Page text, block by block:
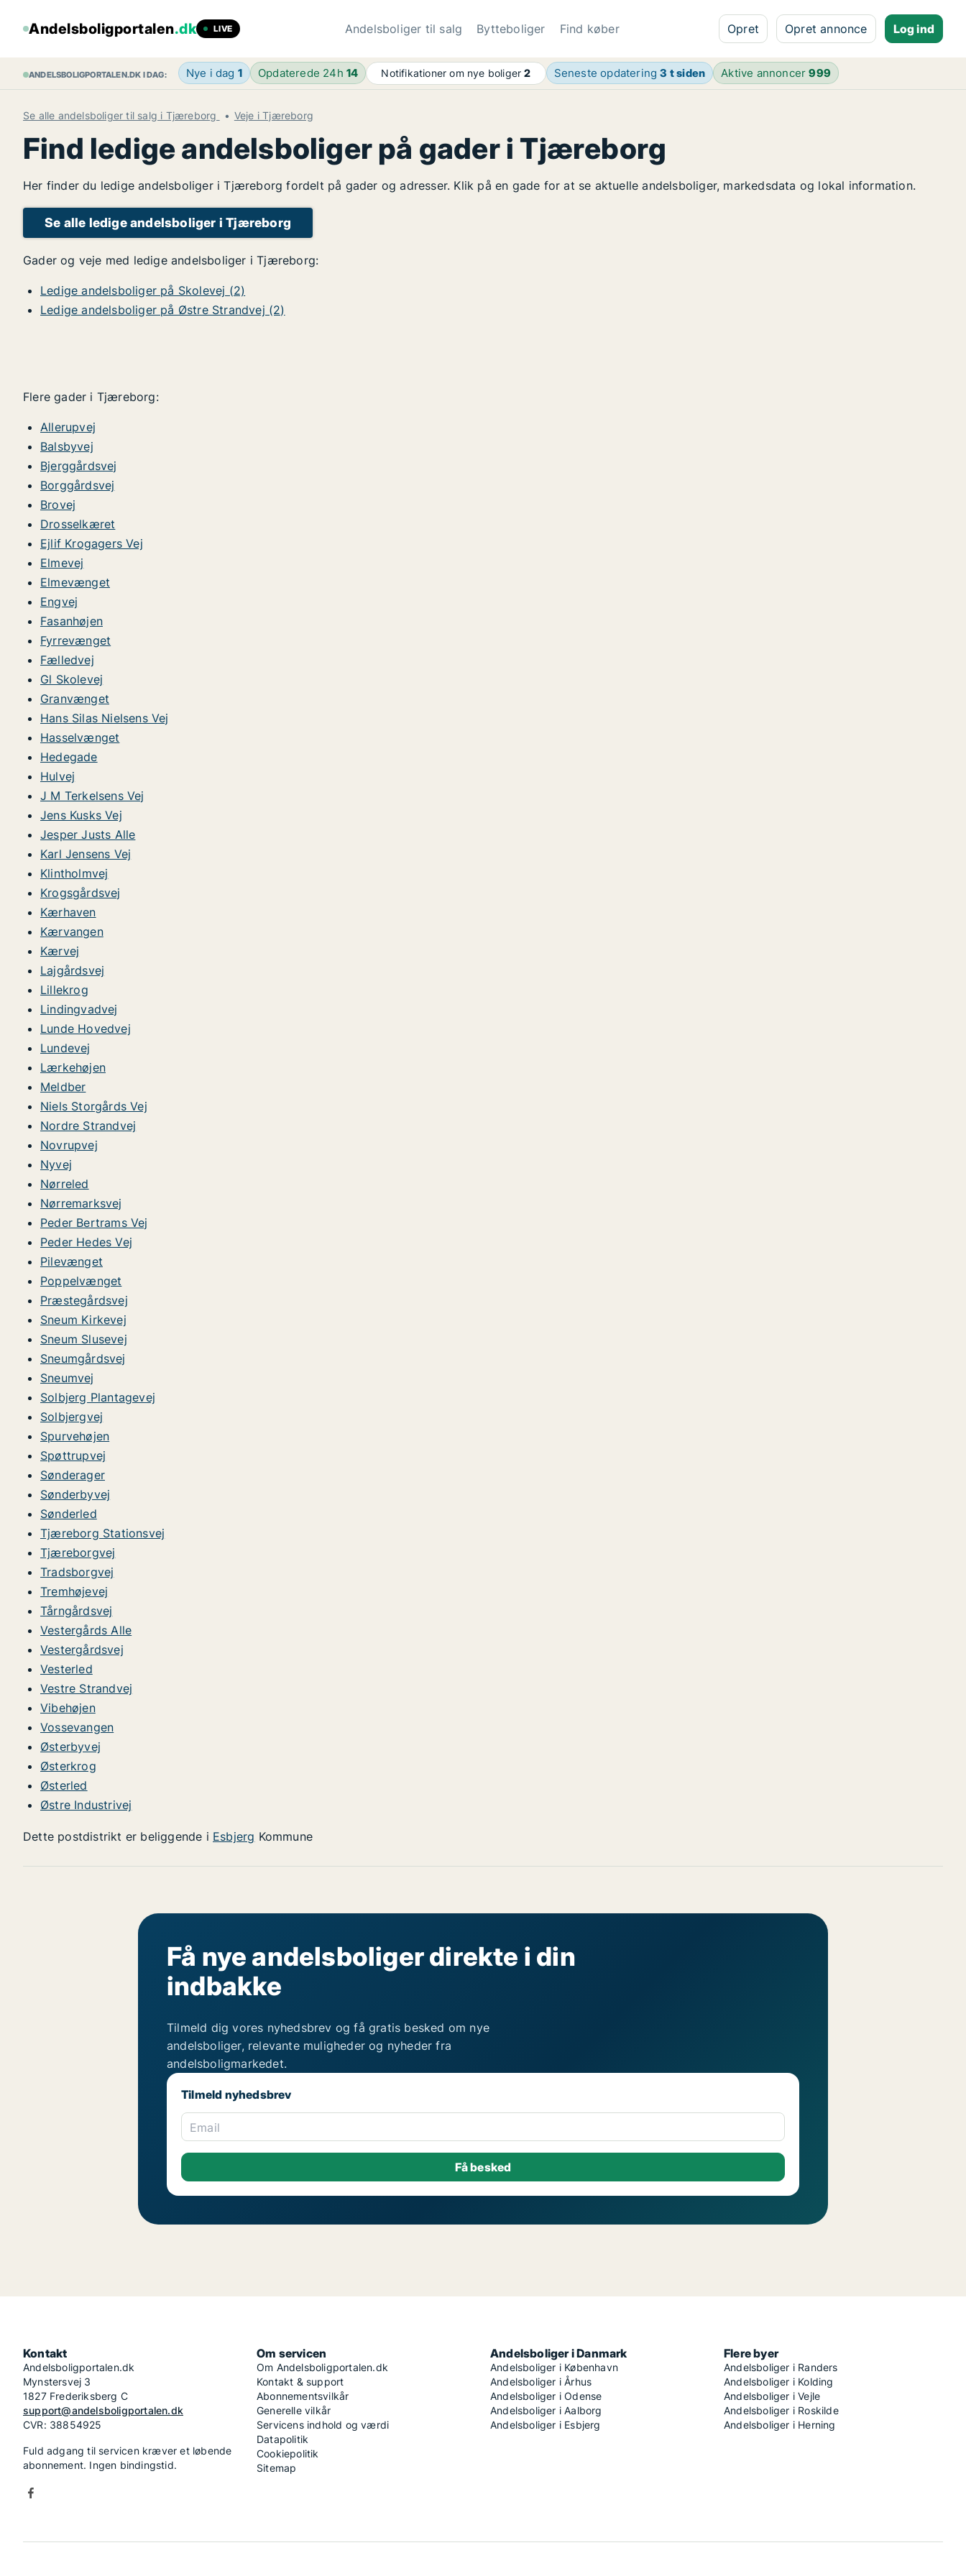
Andelsboligportalen.dk LIVE Andelsboliger til salg Bytteboliger Find køber Opret Opret annonce Log ind
ANDELSBOLIGPORTALEN.DK I DAG: Nye i dag 1 Opdaterede 24h14 Notifikationer om nye boliger2 Seneste opdatering3 t siden Aktive annoncer999
Se alle andelsboliger til salg i Tjæreborg Veje i Tjæreborg
Find ledige andelsboliger på gader i Tjæreborg
Her finder du ledige andelsboliger i Tjæreborg fordelt på gader og adresser. Klik på en gade for at se aktuelle andelsboliger, markedsdata og lokal information.
Se alle ledige andelsboliger i Tjæreborg
Gader og veje med ledige andelsboliger i Tjæreborg:
Ledige andelsboliger på Skolevej (2)
Ledige andelsboliger på Østre Strandvej (2)
Flere gader i Tjæreborg:
Allerupvej
Balsbyvej
Bjerggårdsvej
Borggårdsvej
Brovej
Drosselkæret
Ejlif Krogagers Vej
Elmevej
Elmevænget
Engvej
Fasanhøjen
Fyrrevænget
Fælledvej
Gl Skolevej
Granvænget
Hans Silas Nielsens Vej
Hasselvænget
Hedegade
Hulvej
J M Terkelsens Vej
Jens Kusks Vej
Jesper Justs Alle
Karl Jensens Vej
Klintholmvej
Krogsgårdsvej
Kærhaven
Kærvangen
Kærvej
Lajgårdsvej
Lillekrog
Lindingvadvej
Lunde Hovedvej
Lundevej
Lærkehøjen
Meldber
Niels Storgårds Vej
Nordre Strandvej
Novrupvej
Nyvej
Nørreled
Nørremarksvej
Peder Bertrams Vej
Peder Hedes Vej
Pilevænget
Poppelvænget
Præstegårdsvej
Sneum Kirkevej
Sneum Slusevej
Sneumgårdsvej
Sneumvej
Solbjerg Plantagevej
Solbjergvej
Spurvehøjen
Spøttrupvej
Sønderager
Sønderbyvej
Sønderled
Tjæreborg Stationsvej
Tjæreborgvej
Tradsborgvej
Tremhøjevej
Tårngårdsvej
Vestergårds Alle
Vestergårdsvej
Vesterled
Vestre Strandvej
Vibehøjen
Vossevangen
Østerbyvej
Østerkrog
Østerled
Østre Industrivej
Dette postdistrikt er beliggende i Esbjerg Kommune
Få nye andelsboliger direkte i din
indbakke
Tilmeld dig vores nyhedsbrev og få gratis besked om nye
andelsboliger, relevante muligheder og nyheder fra
andelsboligmarkedet.
Tilmeld nyhedsbrev
Email
Kontakt
Andelsboligportalen.dk
Mynstersvej 3
1827 Frederiksberg C
support@andelsboligportalen.dk
CVR: 38854925
Fuld adgang til servicen kræver et løbende
abonnement. Ingen bindingstid.
Om servicen
Om Andelsboligportalen.dk
Kontakt & support
Abonnementsvilkår
Generelle vilkår
Servicens indhold og værdi
Datapolitik
Cookiepolitik
Sitemap
Andelsboliger i Danmark
Andelsboliger i København
Andelsboliger i Århus
Andelsboliger i Odense
Andelsboliger i Aalborg
Andelsboliger i Esbjerg
Flere byer
Andelsboliger i Randers
Andelsboliger i Kolding
Andelsboliger i Vejle
Andelsboliger i Roskilde
Andelsboliger i Herning